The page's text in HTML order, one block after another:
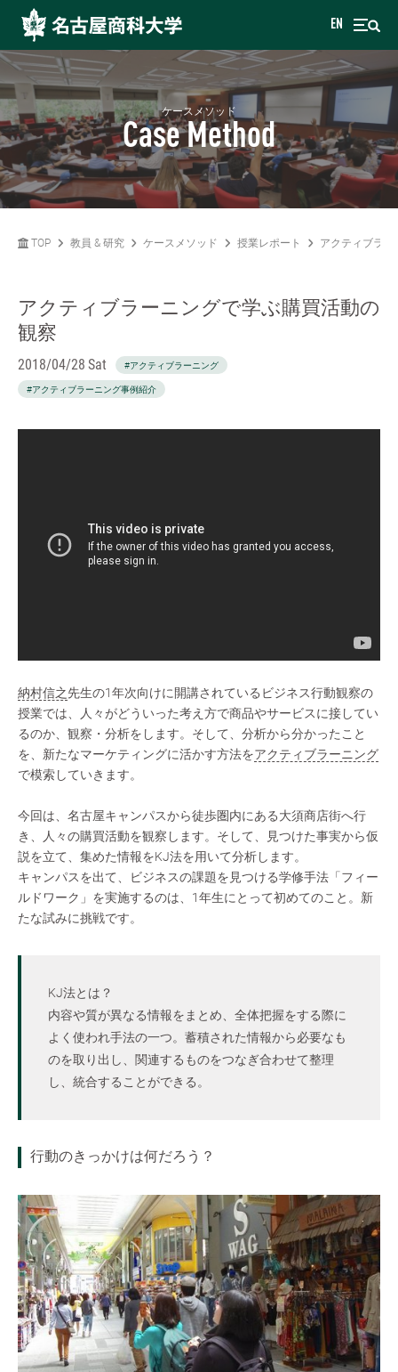
EN
ケースメソッド
Case Method
TOP 教員 & 研究 ケースメソッド 授業レポート アクティブラ
アクティブラーニングで学ぶ購買活動の
観察
2018/04/28 Sat #アクティブラーニング
#アクティブラーニング事例紹介
納村信之先生の1年次向けに開講されているビジネス行動観察の
授業では、人々がどういった考え方で商品やサービスに接してい
るのか、観察・分析をします。そして、分析から分かったこと
を、新たなマーケティングに活かす方法をアクティブラーニング
で模索していきます。
今回は、名古屋キャンパスから徒歩圏内にある大須商店街へ行
き、人々の購買活動を観察します。そして、見つけた事実から仮
説を立て、集めた情報をKJ法を用いて分析します。
キャンパスを出て、ビジネスの課題を見つける学修手法「フィー
ルドワーク」を実施するのは、1年生にとって初めてのこと。新
たな試みに挑戦です。
KJ法とは？
内容や質が異なる情報をまとめ、全体把握をする際に
よく使われ手法の一つ。蓄積された情報から必要なも
のを取り出し、関連するものをつなぎ合わせて整理
し、統合することができる。
行動のきっかけは何だろう？